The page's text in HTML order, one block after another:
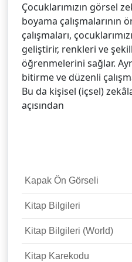
Çocuklarımızın görsel
boyama çalışmalarının
çalışmaları,
geliştirir, renkleri ve
öğrenmelerini sağlar.
bitirme ve düzenli
Bu da kişisel (içsel)
açısından
Kapak Ön Görseli
Kitap Bilgileri
Kitap Bilgileri (World)
Kitap Karekodu